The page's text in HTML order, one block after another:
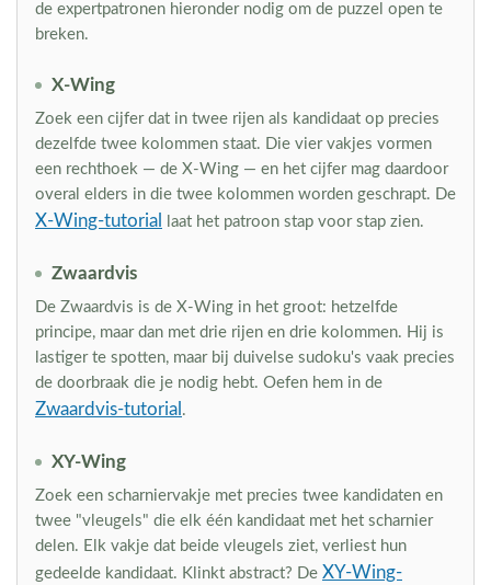
de expertpatronen hieronder nodig om de puzzel open te
breken.
X-Wing
Zoek een cijfer dat in twee rijen als kandidaat op precies
dezelfde twee kolommen staat. Die vier vakjes vormen
een rechthoek — de X-Wing — en het cijfer mag daardoor
overal elders in die twee kolommen worden geschrapt. De
X-Wing-tutorial laat het patroon stap voor stap zien.
Zwaardvis
De Zwaardvis is de X-Wing in het groot: hetzelfde
principe, maar dan met drie rijen en drie kolommen. Hij is
lastiger te spotten, maar bij duivelse sudoku's vaak precies
de doorbraak die je nodig hebt. Oefen hem in de
Zwaardvis-tutorial .
XY-Wing
Zoek een scharniervakje met precies twee kandidaten en
twee "vleugels" die elk één kandidaat met het scharnier
delen. Elk vakje dat beide vleugels ziet, verliest hun
gedeelde kandidaat. Klinkt abstract? De XY-Wing-